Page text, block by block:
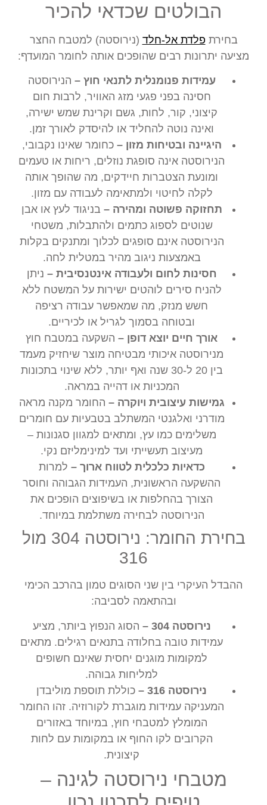
הבולטים שכדאי להכיר
בחירת פלדת אל-חלד (נירוסטה) למטבח החצר
מציעה יתרונות רבים שהופכים אותה לחומר המועדף:
עמידות פנומנלית לתנאי חוץ – הנירוסטה
חסינה בפני פגעי מזג האוויר, לרבות חום
קיצוני, קור, לחות, גשם וקרינת שמש ישירה,
ואינה נוטה להחליד או להיסדק לאורך זמן.
היגיינה ובטיחות מזון – כחומר שאינו נקבובי,
הנירוסטה אינה סופגת נוזלים, ריחות או טעמים
ומונעת הצטברות חיידקים, מה שהופך אותה
לקלה לחיטוי ולמתאימה לעבודה עם מזון.
תחזוקה פשוטה ומהירה – בניגוד לעץ או אבן
שנוטים לספוג כתמים ולהתבלות, משטחי
הנירוסטה אינם סופגים לכלוך ומתנקים בקלות
באמצעות ניגוב מהיר במטלית לחה.
חסינות לחום ולעבודה אינטנסיבית – ניתן
להניח סירים לוהטים ישירות על המשטח ללא
חשש מנזק, מה שמאפשר עבודה רציפה
ובטוחה בסמוך לגריל או לכיריים.
אורך חיים יוצא דופן – השקעה במטבח חוץ
מנירוסטה איכותי מבטיחה מוצר שיחזיק מעמד
בין 20 ל-30 שנה ואף יותר, ללא שינוי בתכונות
המכניות או דהייה במראה.
גמישות עיצובית ויוקרה – החומר מקנה מראה
מודרני ואלגנטי המשתלב בטבעיות עם חומרים
משלימים כמו עץ, ומתאים למגוון סגנונות –
מעיצוב תעשייתי ועד למינימליזם נקי.
כדאיות כלכלית לטווח ארוך – למרות
ההשקעה הראשונית, העמידות הגבוהה וחוסר
הצורך בהחלפות או בשיפוצים הופכים את
הנירוסטה לבחירה משתלמת במיוחד.
בחירת החומר: נירוסטה 304 מול
316
ההבדל העיקרי בין שני הסוגים טמון בהרכב הכימי
ובהתאמה לסביבה:
נירוסטה 304 –
הסוג הנפוץ ביותר, מציע
עמידות טובה בחלודה בתנאים רגילים. מתאים
למקומות מוגנים יחסית שאינם חשופים
למליחות גבוהה.
נירוסטה 316 –
כוללת תוספת מוליבדן
המעניקה עמידות מוגברת לקורוזיה. זהו החומר
המומלץ למטבחי חוץ, במיוחד באזורים
הקרובים לקו החוף או במקומות עם לחות
קיצונית.
מטבחי נירוסטה לגינה –